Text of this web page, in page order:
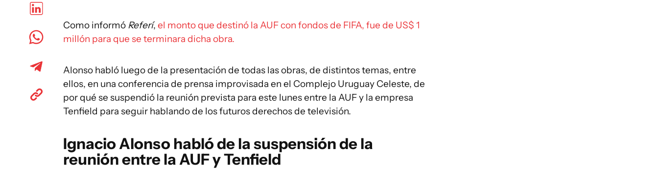
Como informó Referí, el monto que destinó la AUF con fondos de FIFA, fue de US$ 1
millón para que se terminara dicha obra.
Alonso habló luego de la presentación de todas las obras, de distintos temas, entre
ellos, en una conferencia de prensa improvisada en el Complejo Uruguay Celeste, de
por qué se suspendió la reunión prevista para este lunes entre la AUF y la empresa
Tenfield para seguir hablando de los futuros derechos de televisión.
Ignacio Alonso habló de la suspensión de la
reunión entre la AUF y Tenfield